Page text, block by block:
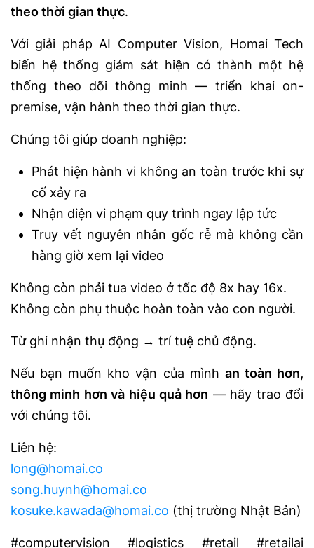
theo thời gian thực.
Với giải pháp AI Computer Vision, Homai Tech
biến hệ thống giám sát hiện có thành một hệ
thống theo dõi thông minh — triển khai on-
premise, vận hành theo thời gian thực.
Chúng tôi giúp doanh nghiệp:
Phát hiện hành vi không an toàn trước khi sự
cố xảy ra
Nhận diện vi phạm quy trình ngay lập tức
Truy vết nguyên nhân gốc rễ mà không cần
hàng giờ xem lại video
Không còn phải tua video ở tốc độ 8x hay 16x.
Không còn phụ thuộc hoàn toàn vào con người.
Từ ghi nhận thụ động → trí tuệ chủ động.
Nếu bạn muốn kho vận của mình an toàn hơn,
thông minh hơn và hiệu quả hơn — hãy trao đổi
với chúng tôi.
Liên hệ:
long@homai.co
song.huynh@homai.co
kosuke.kawada@homai.co (thị trường Nhật Bản)
#computervision #logistics #retail #retailai